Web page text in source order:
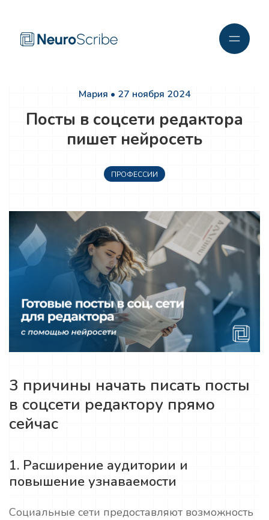
Мария • 27 ноября 2024
Посты в соцсети редактора
пишет нейросеть
ПРОФЕССИИ
3 причины начать писать посты
в соцсети редактору прямо
сейчас
1. Расширение аудитории и
повышение узнаваемости
Социальные сети предоставляют возможность